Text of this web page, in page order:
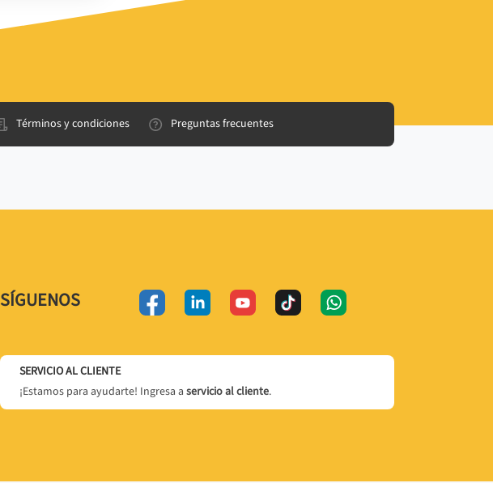
Términos y condiciones Preguntas frecuentes
SÍGUENOS
SERVICIO AL CLIENTE
¡Estamos para ayudarte! Ingresa a servicio al cliente.